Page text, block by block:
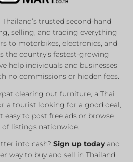
trusted second-hand
selling, and trading everything
to motorbikes, electronics, and
the country’s fastest-growing
help individuals and businesses
no commissions or hidden fees.
clearing out furniture, a Thai
a tourist looking for a good deal,
easy to post free ads or browse
of listings nationwide.
into cash? Sign up todayand
way to buy and sell in Thailand.